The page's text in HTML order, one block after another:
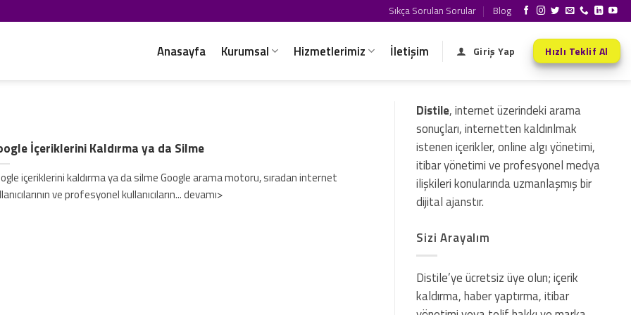
Sıkça Sorulan Sorular Blog
Anasayfa Kurumsal Hizmetlerimiz İletişim Giriş Yap Hızlı Teklif Al
İçeriklerini Kaldırma ya da Silme
içeriklerini kaldırma ya da silme Google arama motoru, sıradan internet
ve profesyonel kullanıcıların... devamı>
Distile, internet üzerindeki arama
sonuçları, internetten kaldırılmak
istenen içerikler, online algı yönetimi,
itibar yönetimi ve profesyonel medya
ilişkileri konularında uzmanlaşmış bir
dijital ajanstır.
Sizi Arayalım
Distile’ye ücretsiz üye olun; içerik
kaldırma, haber yaptırma, itibar